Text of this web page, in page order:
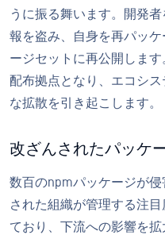
うに振る舞います。開発
報を盗み、自身を再パッ
ージセットに再公開しま
配布拠点となり、エコシ
な拡散を引き起こします。
改ざんされたパッケ
数百のnpmパッケージが
された組織が管理する注
ており、下流への影響を拡